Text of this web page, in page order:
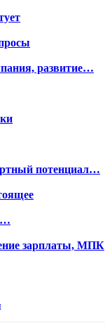
развитие…
потенциал…
зарплаты, МПК